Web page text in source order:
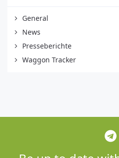
General
News
Presseberichte
Waggon Tracker